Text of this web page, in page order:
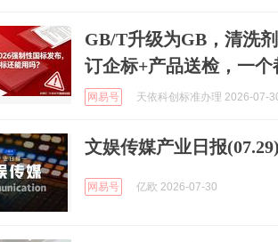
GB/T升级为GB，清洗
订企标+产品送检，一个
网易号 天依科创标准办理 2026-07-
文娱传媒产业日报
网易号 亿欧 2026-07-30